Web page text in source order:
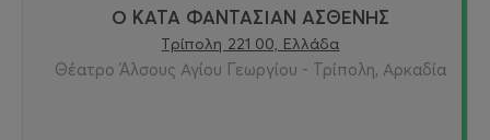
Ο ΚΑΤΑ ΦΑΝΤΑΣΙΑΝ ΑΣΘΕΝΗΣ
Τρίπολη 221 00, Ελλάδα
Θέατρο Άλσους Αγίου Γεωργίου - Τρίπολη, Αρκαδία